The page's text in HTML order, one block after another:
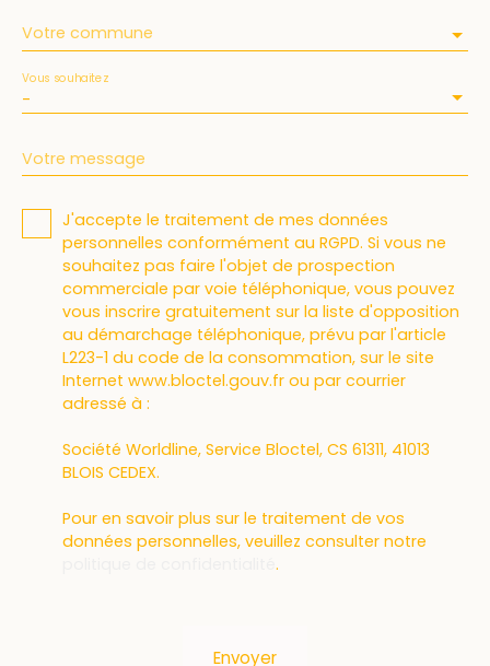
Votre commune
-
Vous souhaitez
Votre message
J'accepte le traitement de mes données
personnelles conformément au RGPD. Si vous ne
souhaitez pas faire l'objet de prospection
commerciale par voie téléphonique, vous pouvez
vous inscrire gratuitement sur la liste d'opposition
au démarchage téléphonique, prévu par l'article
L223-1 du code de la consommation, sur le site
Internet www.bloctel.gouv.fr ou par courrier
adressé à :
Société Worldline, Service Bloctel, CS 61311, 41013
BLOIS CEDEX.
Pour en savoir plus sur le traitement de vos
données personnelles, veuillez consulter notre
.
Envoyer